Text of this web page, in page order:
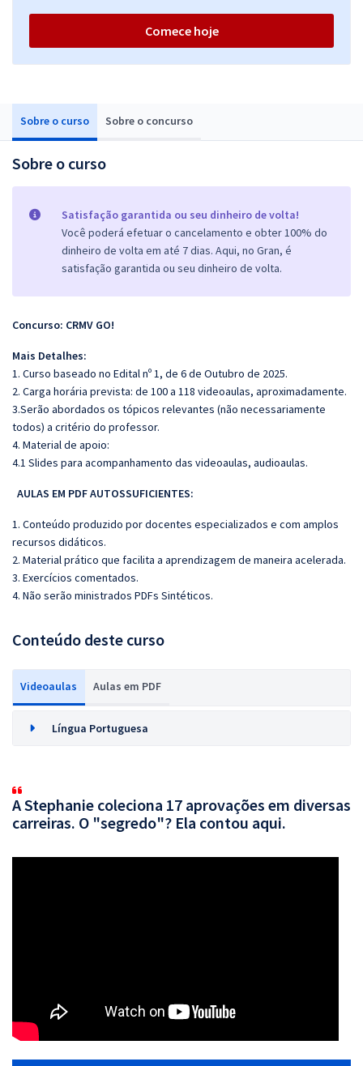
Sobre o curso Sobre o concurso
Sobre o curso
Satisfação garantida ou seu dinheiro de volta!
Você poderá efetuar o cancelamento e obter 100% do
dinheiro de volta em até 7 dias. Aqui, no Gran, é
satisfação garantida ou seu dinheiro de volta.
Concurso: CRMV GO!
Mais Detalhes:
1. Curso baseado no Edital nº 1, de 6 de Outubro de 2025.
2. Carga horária prevista: de 100 a 118 videoaulas, aproximadamente.
3.Serão abordados os tópicos relevantes (não necessariamente
todos) a critério do professor.
4. Material de apoio:
4.1 Slides para acompanhamento das videoaulas, audioaulas.
AULAS EM PDF AUTOSSUFICIENTES:
1. Conteúdo produzido por docentes especializados e com amplos
recursos didáticos.
2. Material prático que facilita a aprendizagem de maneira acelerada.
3. Exercícios comentados.
4. Não serão ministrados PDFs Sintéticos.
Conteúdo deste curso
Videoaulas Aulas em PDF
Língua Portuguesa
A Stephanie coleciona 17 aprovações em diversas
carreiras. O "segredo"? Ela contou aqui.
Comece hoje